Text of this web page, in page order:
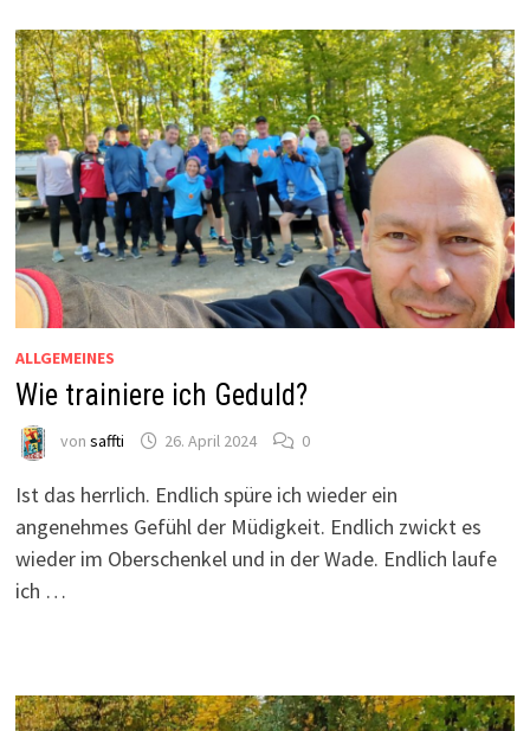
ALLGEMEINES
Wie trainiere ich Geduld?
von saffti 26. April 2024 0
Ist das herrlich. Endlich spüre ich wieder ein
angenehmes Gefühl der Müdigkeit. Endlich zwickt es
wieder im Oberschenkel und in der Wade. Endlich laufe
ich …